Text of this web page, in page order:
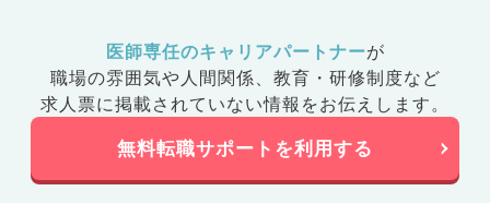
医師専任のキャリアパートナーが
職場の雰囲気や人間関係、 教育・研修制度など
求人票に掲載されていない情報をお伝えします。
無料転職サポートを利用する